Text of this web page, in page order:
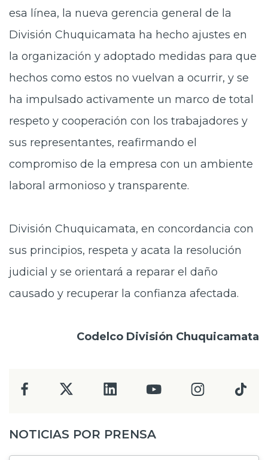
esa línea, la nueva gerencia general de la
División Chuquicamata ha hecho ajustes en
la organización y adoptado medidas para que
hechos como estos no vuelvan a ocurrir, y se
ha impulsado activamente un marco de total
respeto y cooperación con los trabajadores y
sus representantes, reafirmando el
compromiso de la empresa con un ambiente
laboral armonioso y transparente.
División Chuquicamata, en concordancia con
sus principios, respeta y acata la resolución
judicial y se orientará a reparar el daño
causado y recuperar la confianza afectada.
Codelco División Chuquicamata
NOTICIAS POR PRENSA